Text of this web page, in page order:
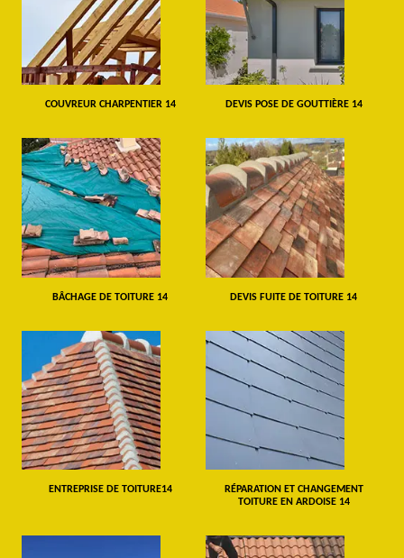
COUVREUR CHARPENTIER 14 DEVIS POSE DE GOUTTIÈRE 14
BÂCHAGE DE TOITURE 14 DEVIS FUITE DE TOITURE 14
ENTREPRISE DE TOITURE14
RÉPARATION ET CHANGEMENT
TOITURE EN ARDOISE 14